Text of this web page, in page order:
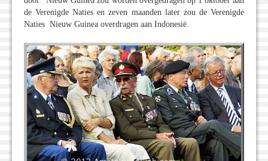
de Verenigde Naties en zeven maanden later zou de Verenigde
Naties Nieuw Guinea overdragen aan Indonesië.